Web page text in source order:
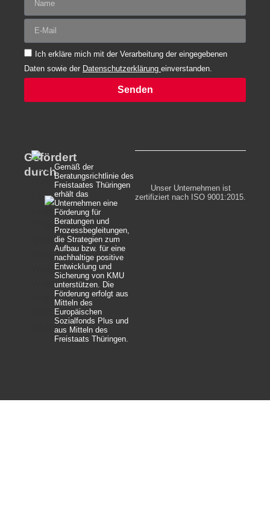
Ich erkläre mich mit der Verarbeitung der eingegebenen
Daten sowie der Datenschutzerklärung einverstanden.
Senden
Gefördert
durchGemäß der
Beratungsrichtlinie des
Freistaates Thüringen
erhält das
Unternehmen eine
Förderung für
Beratungen und
Prozessbegleitungen,
die Strategien zum
Aufbau bzw. für eine
nachhaltige positive
Entwicklung und
Sicherung von KMU
unterstützen. Die
Förderung erfolgt aus
Mitteln des
Europäischen
Sozialfonds Plus und
aus Mitteln des
Freistaats Thüringen.
Unser Unternehmen ist
zertifiziert nach ISO 9001:2015.